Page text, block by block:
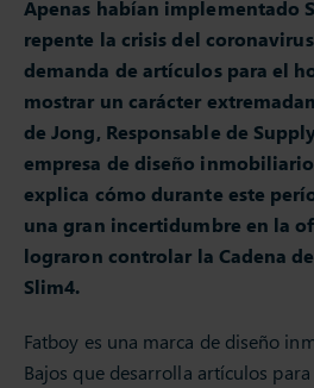
Apenas habían implementado
repente la crisis del
demanda de artículos para el
mostrar un carácter
de Jong, Responsable de
empresa de diseño inmobiliario
explica cómo durante este
una gran incertidumbre en la
lograron controlar la Cadena
Slim4.
Fatboy es una marca de diseño
Bajos que desarrolla artículos